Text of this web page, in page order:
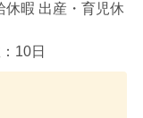
休暇 出産・育児休
10日